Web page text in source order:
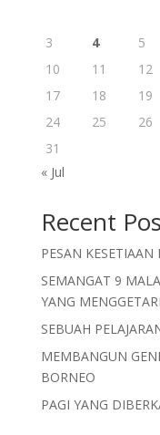
3
4 5
10
11 12
17
18 19
24
25 26
31
« Jul
Recent
PESAN
SEMANGAT 9
YANG
SEBUAH
MEMBANGUN
BORNEO
PAGI YANG